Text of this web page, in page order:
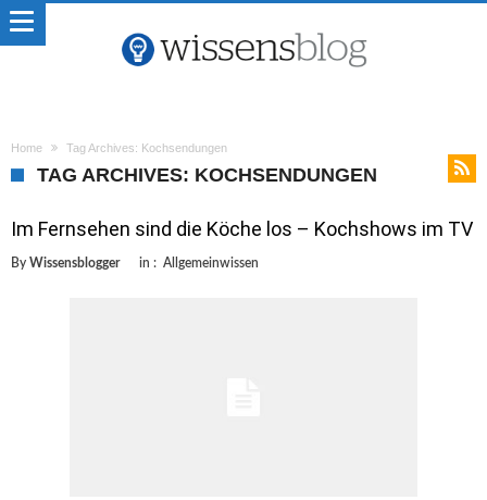
Home Tag Archives: Kochsendungen
TAG ARCHIVES: KOCHSENDUNGEN
Im Fernsehen sind die Köche los – Kochshows im TV
By Wissensblogger in : Allgemeinwissen